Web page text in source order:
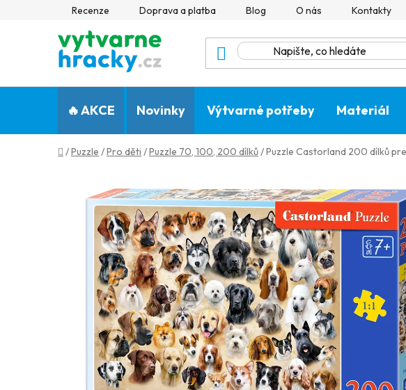
Recenze Doprava a platba Blog O nás Kontakty
🔥 AKCE Novinky Výtvarné potřeby Materiál
Domů
/Puzzle /Pro děti /Puzzle 70, 100, 200 dílků/Puzzle Castorland 200 dílků